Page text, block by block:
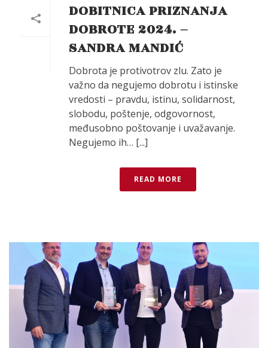
DOBITNICA PRIZNANJA
DOBROTE 2024. –
SANDRA MANDIĆ
Dobrota je protivotrov zlu. Zato je
važno da negujemo dobrotu i istinske
vredosti – pravdu, istinu, solidarnost,
slobodu, poštenje, odgovornost,
međusobno poštovanje i uvažavanje.
Negujemo ih… [...]
READ MORE